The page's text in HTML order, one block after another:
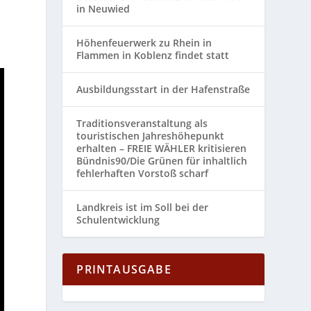
in Neuwied
Höhenfeuerwerk zu Rhein in
Flammen in Koblenz findet statt
Ausbildungsstart in der Hafenstraße
Traditionsveranstaltung als
touristischen Jahreshöhepunkt
erhalten – FREIE WÄHLER kritisieren
Bündnis90/Die Grünen für inhaltlich
fehlerhaften Vorstoß scharf
Landkreis ist im Soll bei der
Schulentwicklung
PRINTAUSGABE